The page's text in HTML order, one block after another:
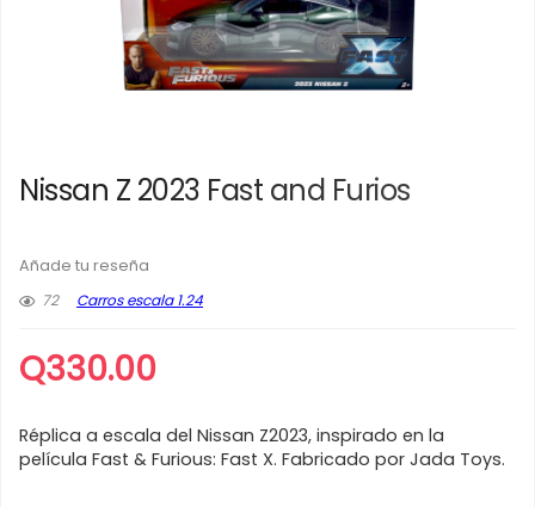
Nissan Z 2023 Fast and Furios
Añade tu reseña
72
Carros escala 1.24
Q330.00
Réplica a escala del Nissan Z2023, inspirado en la
película Fast & Furious: Fast X. Fabricado por Jada Toys.